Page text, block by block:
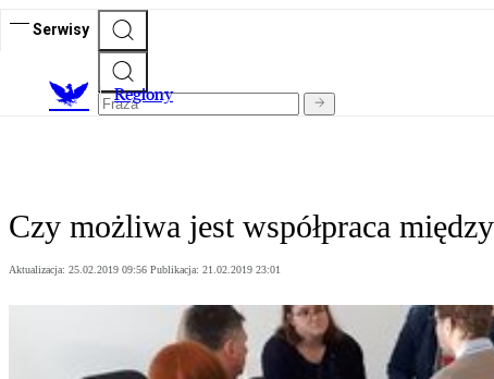
Serwisy
Regiony
Czy możliwa jest współpraca
Aktualizacja: 25.02.2019 09:56 Publikacja: 21.02.2019 23:01